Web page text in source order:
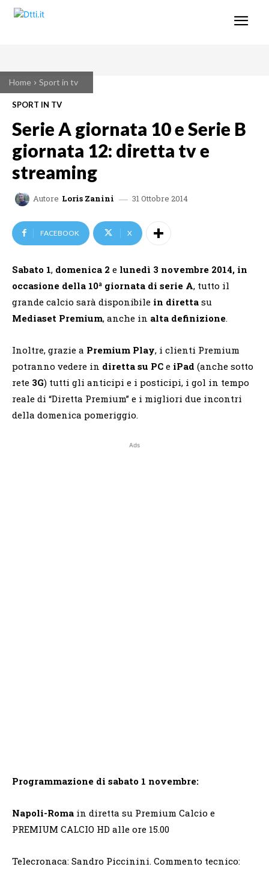
Home Sport in tv
SPORT IN TV
Serie A giornata 10 e Serie B
giornata 12: diretta tv e
streaming
Autore Loris Zanini 31 Ottobre 2014
FACEBOOK X
Sabato 1, domenica 2 e lunedì 3 novembre 2014, in
occasione della 10ª giornata di serie A, tutto il
grande calcio sarà disponibile in diretta su
Mediaset Premium, anche in alta definizione.
Inoltre, grazie a Premium Play, i clienti Premium
potranno vedere in diretta su PC e iPad (anche sotto
rete 3G) tutti gli anticipi e i posticipi, i gol in tempo
reale di “Diretta Premium” e i migliori due incontri
della domenica pomeriggio.
Ads
Programmazione di sabato 1 novembre:
Napoli-Roma in diretta su Premium Calcio e
PREMIUM CALCIO HD alle ore 15.00
Telecronaca: Sandro Piccinini. Commento tecnico: